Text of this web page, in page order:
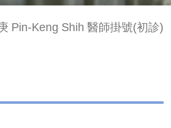
Pin-Keng Shih 醫師掛號(初診)